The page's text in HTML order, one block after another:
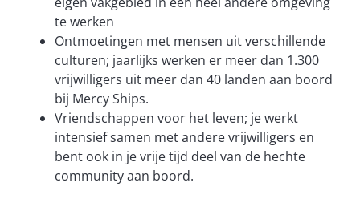
te werken
Ontmoetingen met mensen uit verschillende
culturen; jaarlijks werken er meer dan 1.300
vrijwilligers uit meer dan 40 landen aan boord
bij Mercy Ships.
Vriendschappen voor het leven; je werkt
intensief samen met andere vrijwilligers en
bent ook in je vrije tijd deel van de hechte
community aan boord.